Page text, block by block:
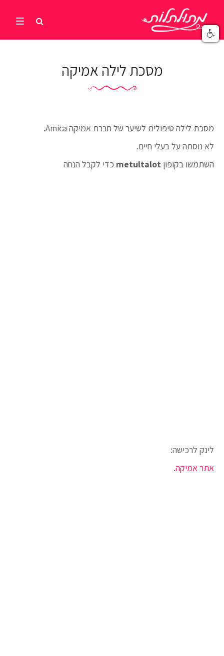
מסכת לילה אמיקה
מסכת לילה טיפולית לשיער של חברת אמיקה Amica.
לא נוסתה על בעלי חיים.
השתמשו בקופון metultalot כדי לקבל הנחה
לינק לרכישה:
אתר אמיקה.